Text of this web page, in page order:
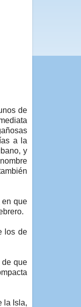
de
a la
y
en que
los de
de que
la Isla,